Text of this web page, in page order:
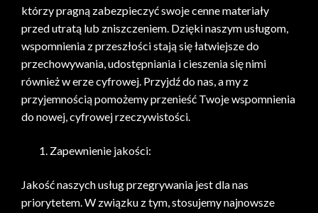
którzy pragną zabezpieczyć swoje cenne materiały
przed utratą lub zniszczeniem. Dzięki naszym usługom,
wspomnienia z przeszłości stają się łatwiejsze do
przechowywania, udostępniania i cieszenia się nimi
również w erze cyfrowej. Przyjdź do nas, a my z
przyjemnością pomożemy przenieść Twoje wspomnienia
do nowej, cyfrowej rzeczywistości.
Zapewnienie jakości:
Jakość naszych usług przegrywania jest dla nas
priorytetem. W związku z tym, stosujemy najnowsze